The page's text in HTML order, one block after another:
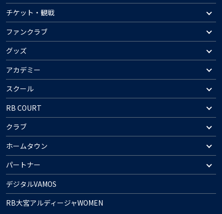
チケット・観戦
ファンクラブ
グッズ
アカデミー
スクール
RB COURT
クラブ
ホームタウン
パートナー
デジタルVAMOS
RB大宮アルディージャWOMEN